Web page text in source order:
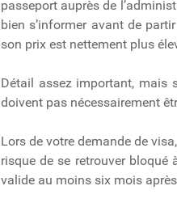
passeport auprès de
bien s’informer avant de
son prix est nettement plus
Détail assez important, mais
doivent pas nécessairement
Lors de votre demande de
risque de se retrouver
valide au moins six mois